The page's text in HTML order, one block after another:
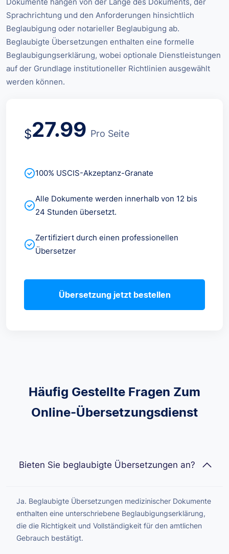
Sprachrichtung und den Anforderungen hinsichtlich
Beglaubigung oder notarieller Beglaubigung ab.
Beglaubigte Übersetzungen enthalten eine formelle
Beglaubigungserklärung, wobei optionale Dienstleistungen
auf der Grundlage institutioneller Richtlinien ausgewählt
werden können.
$27.99 Pro Seite
100% USCIS-Akzeptanz-Granate
Alle Dokumente werden innerhalb von 12 bis
24 Stunden übersetzt.
Zertifiziert durch einen professionellen
Übersetzer
Übersetzung jetzt bestellen
Häufig Gestellte Fragen Zum
Online-Übersetzungsdienst
Bieten Sie beglaubigte Übersetzungen an?
Ja. Beglaubigte Übersetzungen medizinischer Dokumente
enthalten eine unterschriebene Beglaubigungserklärung,
die die Richtigkeit und Vollständigkeit für den amtlichen
Gebrauch bestätigt.